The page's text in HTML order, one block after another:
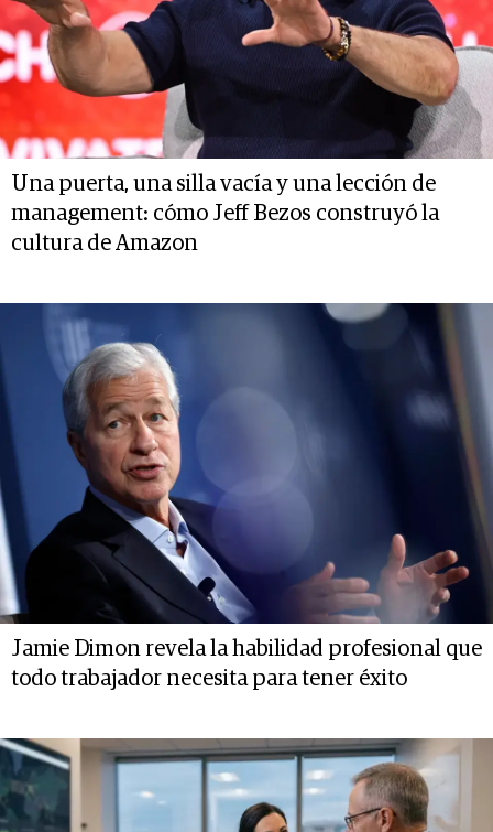
Una puerta, una silla vacía y una lección de
management: cómo Jeff Bezos construyó la
cultura de Amazon
Jamie Dimon revela la habilidad profesional que
todo trabajador necesita para tener éxito